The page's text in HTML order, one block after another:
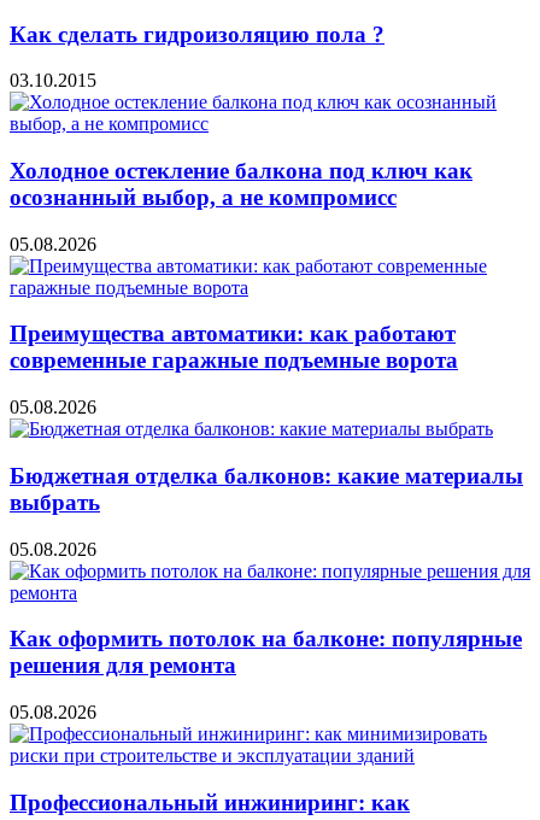
Как сделать гидроизоляцию пола ?
03.10.2015
Холодное остекление балкона под ключ как
осознанный выбор, а не компромисс
05.08.2026
Преимущества автоматики: как работают
современные гаражные подъемные ворота
05.08.2026
Бюджетная отделка балконов: какие материалы
выбрать
05.08.2026
Как оформить потолок на балконе: популярные
решения для ремонта
05.08.2026
Профессиональный инжиниринг: как